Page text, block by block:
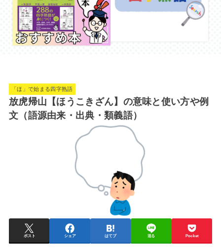
「ほ」で始まる四字熟語
放虎帰山【ほうこきざん】の意味と使い方や例
文（語源由来・出典・類義語）
ポスト シェア はてブ 送る Pocket